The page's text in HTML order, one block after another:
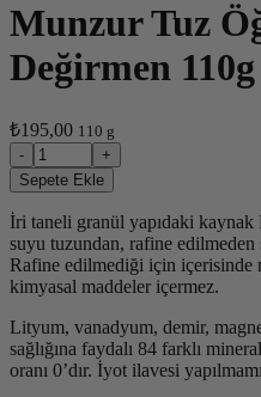
Munzur Tuz
Değirmen 110g
₺195,00 110 g
-
+
Sepete Ekle
İri taneli granül yapıdaki
suyu tuzundan, rafine
Rafine edilmediği için içerisinde
kimyasal maddeler içermez.
Lityum, vanadyum, demir,
sağlığına faydalı 84 farklı
oranı 0’dır. İyot ilavesi